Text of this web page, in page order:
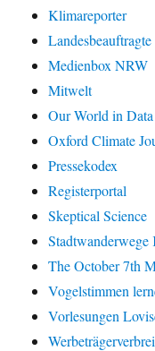
Klimareporter
Medienbox NRW
Mitwelt
Our World in
Oxford Climate
Pressekodex
Registerportal
Skeptical Science
Stadtwanderwege
The October 7th
Vogelstimmen
Vorlesungen